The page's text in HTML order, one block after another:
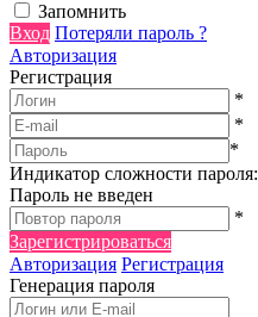
Запомнить
Вход Потеряли пароль ?
Авторизация
Регистрация
*
*
*
Индикатор сложности пароля:
Пароль не введен
*
Зарегистрироваться
Авторизация Регистрация
Генерация пароля